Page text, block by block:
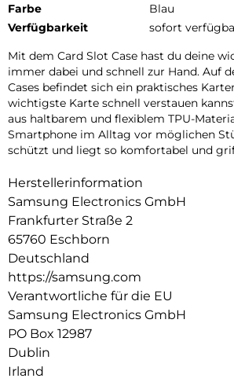
Farbe
Blau
Verfügbarkeit
sofort
Mit dem Card Slot Case hast du deine
immer dabei und schnell zur Hand. Auf
Cases befindet sich ein praktisches
wichtigste Karte schnell verstauen
aus haltbarem und flexiblem TPU-
Smartphone im Alltag vor möglichen
schützt und liegt so komfortabel und
Herstellerinformation
Samsung Electronics GmbH
Frankfurter Straße 2
65760 Eschborn
Deutschland
https://samsung.com
Verantwortliche für die EU
Samsung Electronics GmbH
PO Box 12987
Dublin
Irland